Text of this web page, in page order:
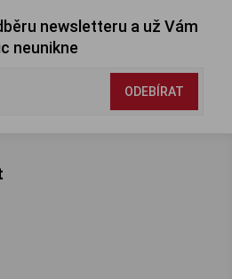
newsletteru a už Vám
neunikne
ODEBÍRAT